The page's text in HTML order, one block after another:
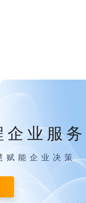
企业服
赋能企业决策